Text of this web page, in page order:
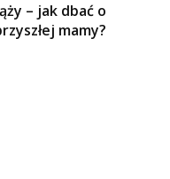
– jak dbać o
mamy?